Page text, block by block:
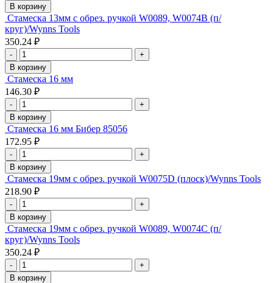
В корзину
Стамеска 13мм с обрез. ручкой W0089, W0074B (п/
круг)/Wynns Tools
350.24 ₽
-
+
В корзину
Стамеска 16 мм
146.30 ₽
-
+
В корзину
Стамеска 16 мм Бибер 85056
172.95 ₽
-
+
В корзину
Стамеска 19мм с обрез. ручкой W0075D (плоск)/Wynns Tools
218.90 ₽
-
+
В корзину
Стамеска 19мм с обрез. ручкой W0089, W0074C (п/
круг)/Wynns Tools
350.24 ₽
-
+
В корзину